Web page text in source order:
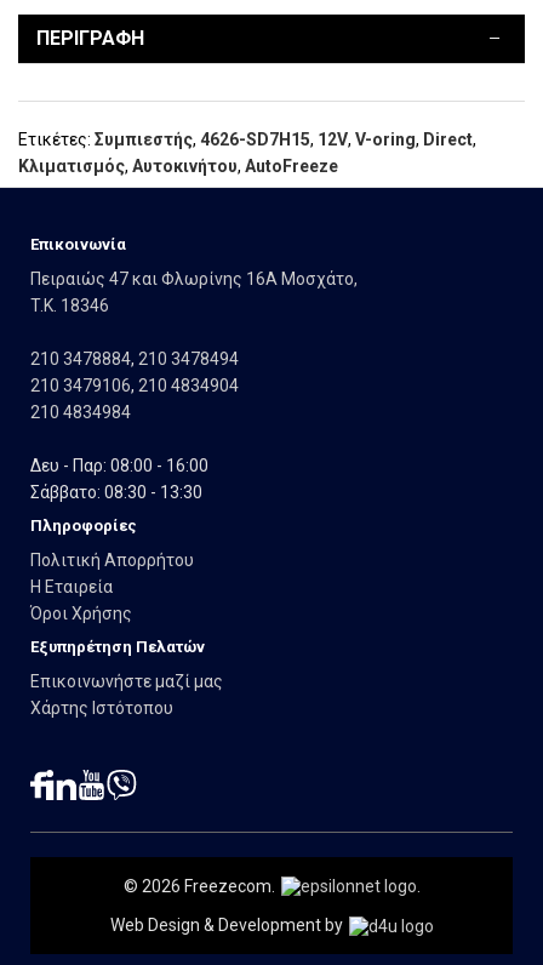
ΠΕΡΙΓΡΑΦΉ
Ετικέτες: Συμπιεστής, 4626-SD7H15, 12V, V-oring, Direct,
Κλιματισμός, Αυτοκινήτου, AutoFreeze
Eπικοινωνία
Πειραιώς 47 και Φλωρίνης 16Α Μοσχάτο,
T.K. 18346
210 3478884, 210 3478494
210 3479106, 210 4834904
210 4834984
Δευ - Παρ: 08:00 - 16:00
Σάββατο: 08:30 - 13:30
Πληροφορίες
Πολιτική Απορρήτου
Η Εταιρεία
Όροι Χρήσης
Εξυπηρέτηση Πελατών
Επικοινωνήστε μαζί μας
Χάρτης Ιστότοπου
© 2026 Freezecom.
Web Design & Development by